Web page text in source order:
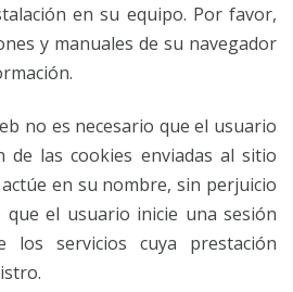
en su equipo. Por favor,
y manuales de su navegador
no es necesario que el usuario
de las cookies enviadas al sitio
en su nombre, sin perjuicio
que el usuario inicie una sesión
servicios cuya prestación